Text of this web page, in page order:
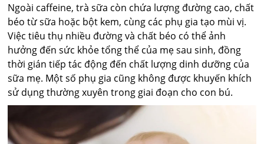
Ngoài caffeine, trà sữa còn chứa lượng đường cao, chất
béo từ sữa hoặc bột kem, cùng các phụ gia tạo mùi vị.
Việc tiêu thụ nhiều đường và chất béo có thể ảnh
hưởng đến sức khỏe tổng thể của mẹ sau sinh, đồng
thời gián tiếp tác động đến chất lượng dinh dưỡng của
sữa mẹ. Một số phụ gia cũng không được khuyến khích
sử dụng thường xuyên trong giai đoạn cho con bú.